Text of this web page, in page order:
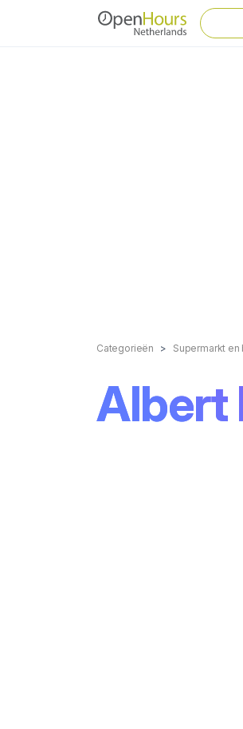
Categorieën Supermarkt
Albert